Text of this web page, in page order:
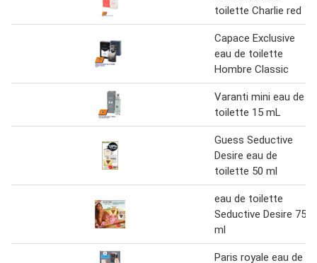
toilette Charlie red
Capace Exclusive
eau de toilette
Hombre Classic
Varanti mini eau de
toilette 15 mL
Guess Seductive
Desire eau de
toilette 50 ml
eau de toilette
Seductive Desire 75
ml
Paris royale eau de